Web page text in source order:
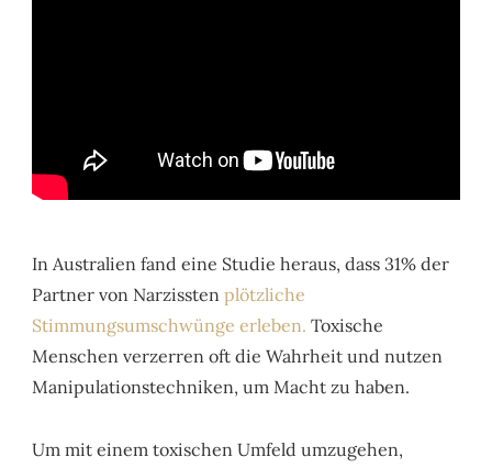
In Australien fand eine Studie heraus, dass 31% der
Partner von Narzisstenplötzliche
Stimmungsumschwünge erleben. Toxische
Menschen verzerren oft die Wahrheit und nutzen
Manipulationstechniken, um Macht zu haben.
Um mit einem toxischen Umfeld umzugehen,